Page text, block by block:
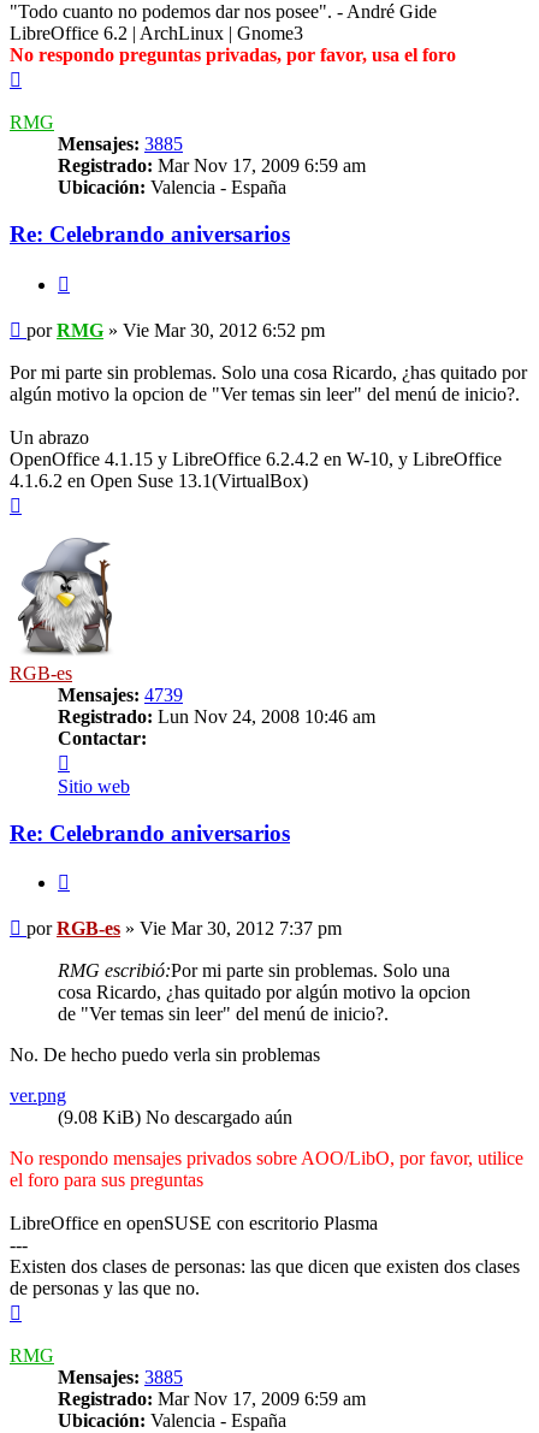
"Todo cuanto no podemos dar nos posee". - André Gide
LibreOffice 6.2 | ArchLinux | Gnome3
No respondo preguntas privadas, por favor, usa el foro
RMG
Mensajes: 3885
Registrado: Mar Nov 17, 2009 6:59 am
Ubicación: Valencia - España
Re: Celebrando aniversarios
Mensaje
porRMG » Vie Mar 30, 2012 6:52 pm
Por mi parte sin problemas. Solo una cosa Ricardo, ¿has quitado por
algún motivo la opcion de "Ver temas sin leer" del menú de inicio?.
Un abrazo
OpenOffice 4.1.15 y LibreOffice 6.2.4.2 en W-10, y LibreOffice
4.1.6.2 en Open Suse 13.1(VirtualBox)
RGB-es
Mensajes: 4739
Registrado: Lun Nov 24, 2008 10:46 am
Contactar:
RGB-
es
Sitio web
Re: Celebrando aniversarios
Mensaje
porRGB-es » Vie Mar 30, 2012 7:37 pm
RMG escribió:Por mi parte sin problemas. Solo una
cosa Ricardo, ¿has quitado por algún motivo la opcion
de "Ver temas sin leer" del menú de inicio?.
No. De hecho puedo verla sin problemas
ver.png
(9.08 KiB) No descargado aún
No respondo mensajes privados sobre AOO/LibO, por favor, utilice
el foro para sus preguntas
LibreOffice en openSUSE con escritorio Plasma
---
Existen dos clases de personas: las que dicen que existen dos clases
de personas y las que no.
RMG
Mensajes: 3885
Registrado: Mar Nov 17, 2009 6:59 am
Ubicación: Valencia - España